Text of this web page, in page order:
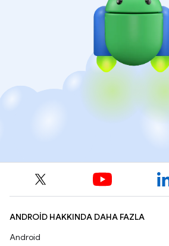
ANDROID HAKKINDA DAHA FAZLA
Android